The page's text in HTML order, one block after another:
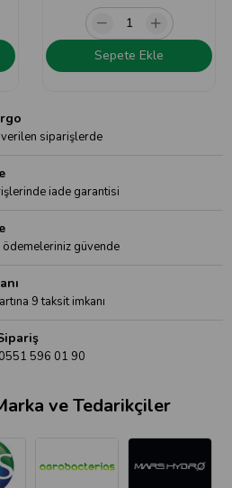
Sepete Ekle
siparişlerde
iade garantisi
ödemeleriniz güvende
9 taksit imkanı
596 01 90
ve Tedarikçiler